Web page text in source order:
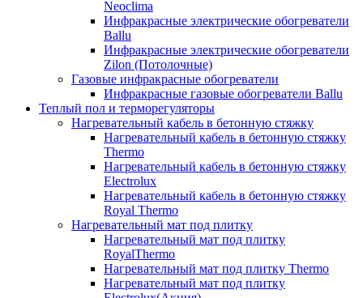
Neoclima
Инфракрасные электрические обогреватели
Ballu
Инфракрасные электрические обогреватели
Zilon (Потолочные)
Газовые инфракрасные обогреватели
Инфракрасные газовые обогреватели Ballu
Теплый пол и терморегуляторы
Нагревательный кабель в бетонную стяжку
Нагревательный кабель в бетонную стяжку
Thermo
Нагревательный кабель в бетонную стяжку
Electrolux
Нагревательный кабель в бетонную стяжку
Royal Thermo
Нагревательный мат под плитку
Нагревательный мат под плитку
RoyalThermo
Нагревательный мат под плитку Thermo
Нагревательный мат под плитку